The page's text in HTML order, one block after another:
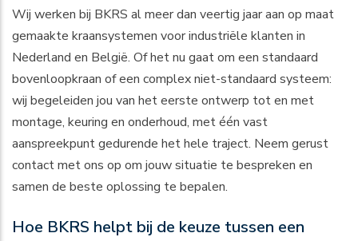
Wij werken bij BKRS al meer dan veertig jaar aan op maat
gemaakte kraansystemen voor industriële klanten in
Nederland en België. Of het nu gaat om een standaard
bovenloopkraan of een complex niet-standaard systeem:
wij begeleiden jou van het eerste ontwerp tot en met
montage, keuring en onderhoud, met één vast
aanspreekpunt gedurende het hele traject. Neem gerust
contact met ons op om jouw situatie te bespreken en
samen de beste oplossing te bepalen.
Hoe BKRS helpt bij de keuze tussen een